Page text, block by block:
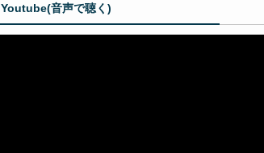
Youtube(音声で聴く)